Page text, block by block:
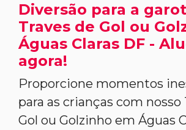
Diversão para a
Traves de Gol ou
Águas Claras DF -
agora!
Proporcione momentos
para as crianças com nosso
Gol ou Golzinho em Águas